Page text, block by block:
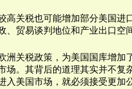
高关税也可能增加部分美国进
、贸易谈判地位和产业出口空
洲关税政策，为美国国库增
场。其背后的道理其实并不复
入美国市场，就必须接受更加